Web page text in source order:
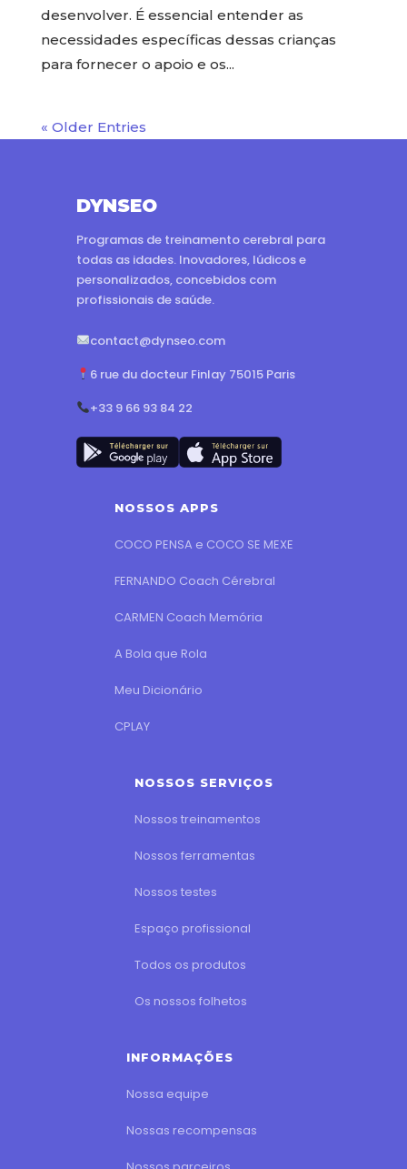
desenvolver. É essencial entender as
necessidades específicas dessas crianças
para fornecer o apoio e os...
« Older Entries
DYNSEO
Programas de treinamento cerebral para
todas as idades. Inovadores, lúdicos e
personalizados, concebidos com
profissionais de saúde.
contact@dynseo.com
6 rue du docteur Finlay 75015 Paris
+33 9 66 93 84 22
NOSSOS APPS
COCO PENSA e COCO SE MEXE
FERNANDO Coach Cérebral
CARMEN Coach Memória
A Bola que Rola
Meu Dicionário
CPLAY
NOSSOS SERVIÇOS
Nossos treinamentos
Nossos ferramentas
Nossos testes
Espaço profissional
Todos os produtos
Os nossos folhetos
INFORMAÇÕES
Nossa equipe
Nossas recompensas